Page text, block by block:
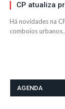
CP atualiza
Há novidades na
comboios
AGENDA